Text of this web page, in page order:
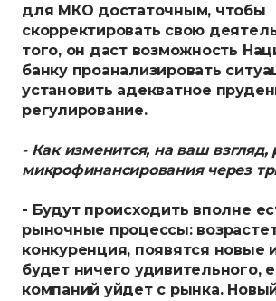
для МКО достаточным, чтобы
скорректировать свою
того, он даст возможность
банку проанализировать
установить адекватное
регулирование.
- Как изменится, на ваш взгляд,
микрофинансирования через
- Будут происходить вполне
рыночные процессы:
конкуренция, появятся новые
будет ничего удивительного,
компаний уйдет с рынка.